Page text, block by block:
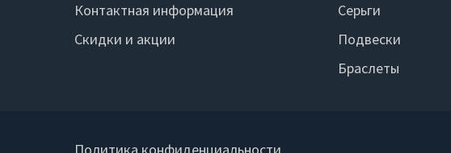
Контактная информация
Скидки и акции
Серьги
Подвески
Браслеты